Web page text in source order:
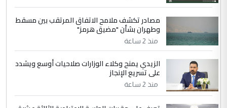
ابا فرات ...
الجواهري يرد على صدام حسين سل
مضجعيك يابن الزنا (نص كامل)
5
التعليق : تحياتي لك استاذ حامدتركان. كلام
دقيق ومسؤول؛ فالاستثمار الحقيقي للإنسان
مصادر تكشف ملامح الاتفاق المرتقب بين مسقط
وطهران بشأن "مضيق هرمز"
منذ 2 ساعة
الزيدي يمنح وكلاء الوزارات صلاحيات أوسع ويشدد
على تسريع الإنجاز
منذ 2 ساعة